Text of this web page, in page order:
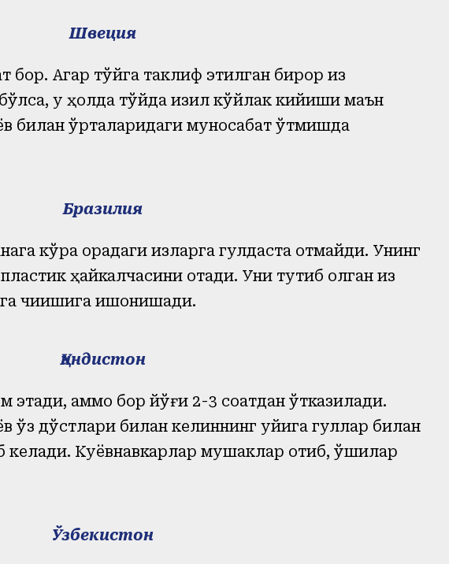
Швеция
бор. Агар тўйга таклиф этилган бирор қиз
у ҳолда тўйда қизил кўйлак кийиши маън
билан ўрталаридаги муносабат ўтмишда
Бразилия
кўра орқадаги қизларга гулдаста отмайди. Унинг
ҳайкалчасини отади. Уни тутиб олган қиз
чиқишига ишонишади.
Ҳиндистон
этади, аммо бор йўғи 2-3 соатдан ўтказилади.
дўстлари билан келиннинг уйига гуллар билан
келади. Куёвнавкарлар мушаклар отиб, қўшиқлар
Ўзбекистон